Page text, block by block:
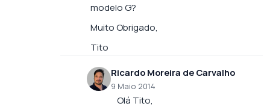
modelo G?
Muito Obrigado,
Tito
Ricardo Moreira de Carvalho
9 Maio 2014
Olá Tito,